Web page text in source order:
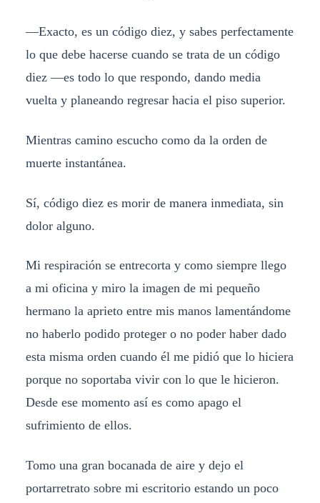
—Exacto, es un código diez, y sabes perfectamente
lo que debe hacerse cuando se trata de un código
diez —es todo lo que respondo, dando media
vuelta y planeando regresar hacia el piso superior.
Mientras camino escucho como da la orden de
muerte instantánea.
Sí, código diez es morir de manera inmediata, sin
dolor alguno.
Mi respiración se entrecorta y como siempre llego
a mi oficina y miro la imagen de mi pequeño
hermano la aprieto entre mis manos lamentándome
no haberlo podido proteger o no poder haber dado
esta misma orden cuando él me pidió que lo hiciera
porque no soportaba vivir con lo que le hicieron.
Desde ese momento así es como apago el
sufrimiento de ellos.
Tomo una gran bocanada de aire y dejo el
portarretrato sobre mi escritorio estando un poco